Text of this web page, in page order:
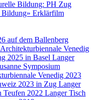
Bildung: PH Zug
Bildung» Erklärfilm
auf dem Ballenberg
Venedig
2025 in Basel Langer
Symposium
Venedig 2023
2023 in Zug Langer
2022 Langer Tisch